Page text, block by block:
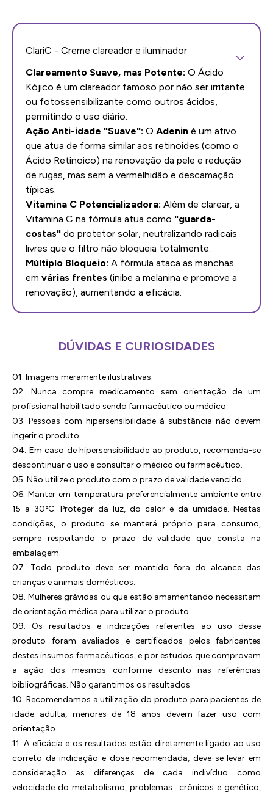
ClariC - Creme clareador e iluminador
Clareamento Suave, mas Potente: O Ácido
Kójico é um clareador famoso por não ser irritante
ou fotossensibilizante como outros ácidos,
permitindo o uso diário.
Ação Anti-idade "Suave": O Adenin é um ativo
que atua de forma similar aos retinoides (como o
Ácido Retinoico) na renovação da pele e redução
de rugas, mas sem a vermelhidão e descamação
típicas.
Vitamina C Potencializadora: Além de clarear, a
Vitamina C na fórmula atua como "guarda-
costas" do protetor solar, neutralizando radicais
livres que o filtro não bloqueia totalmente.
Múltiplo Bloqueio: A fórmula ataca as manchas
em várias frentes (inibe a melanina e promove a
renovação), aumentando a eficácia.
DÚVIDAS E CURIOSIDADES
01. Imagens meramente ilustrativas.
02. Nunca compre medicamento sem orientação de um
profissional habilitado sendo farmacêutico ou médico.
03. Pessoas com hipersensibilidade à substância não devem
ingerir o produto.
04. Em caso de hipersensibilidade ao produto, recomenda-se
descontinuar o uso e consultar o médico ou farmacêutico.
05. Não utilize o produto com o prazo de validade vencido.
06. Manter em temperatura preferencialmente ambiente entre
15 a 30ºC. Proteger da luz, do calor e da umidade. Nestas
condições, o produto se manterá próprio para consumo,
sempre respeitando o prazo de validade que consta na
embalagem.
07. Todo produto deve ser mantido fora do alcance das
crianças e animais domésticos.
08. Mulheres grávidas ou que estão amamentando necessitam
de orientação médica para utilizar o produto.
09. Os resultados e indicações referentes ao uso desse
produto foram avaliados e certificados pelos fabricantes
destes insumos farmacêuticos, e por estudos que comprovam
a ação dos mesmos conforme descrito nas referências
bibliográficas. Não garantimos os resultados.
10. Recomendamos a utilização do produto para pacientes de
idade adulta, menores de 18 anos devem fazer uso com
orientação.
11. A eficácia e os resultados estão diretamente ligado ao uso
correto da indicação e dose recomendada, deve-se levar em
consideração as diferenças de cada indivíduo como
velocidade do metabolismo, problemas crônicos e genético,